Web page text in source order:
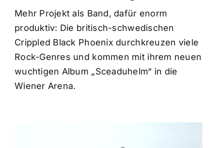
Mehr Projekt als Band, dafür enorm
produktiv: Die britisch-schwedischen
Crippled Black Phoenix durchkreuzen viele
Rock-Genres und kommen mit ihrem neuen
wuchtigen Album „Sceaduhelm“ in die
Wiener Arena.